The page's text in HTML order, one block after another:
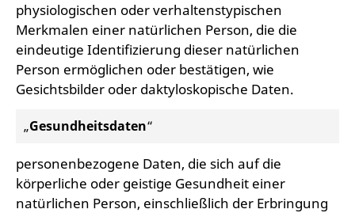
physiologischen oder verhaltenstypischen
Merkmalen einer natürlichen Person, die die
eindeutige Identifizierung dieser natürlichen
Person ermöglichen oder bestätigen, wie
Gesichtsbilder oder daktyloskopische Daten.
„Gesundheitsdaten“
personenbezogene Daten, die sich auf die
körperliche oder geistige Gesundheit einer
natürlichen Person, einschließlich der Erbringung